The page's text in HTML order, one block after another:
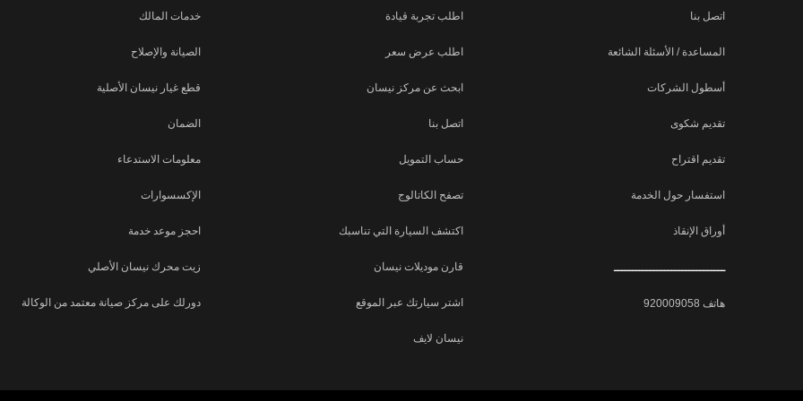
اتصل بنا
المساعدة / الأسئلة الشائعة
أسطول الشركات
تقديم شكوى
تقديم اقتراح
استفسار حول الخدمة
أوراق الإنقاذ
ـــــــــــــــــــــــــــــــ
هاتف 920009058
اطلب تجربة قيادة
اطلب عرض سعر
ابحث عن مركز نيسان
اتصل بنا
حساب التمويل
تصفح الكاتالوج
اكتشف السيارة التي تناسبك
قارن موديلات نيسان
اشتر سيارتك عبر الموقع
نيسان لايف
خدمات المالك
الصيانة والإصلاح
قطع غيار نيسان الأصلية
الضمان
معلومات الاستدعاء
الإكسسوارات
احجز موعد خدمة
زيت محرك نيسان الأصلي
دورلك على مركز صيانة معتمد من الوكالة